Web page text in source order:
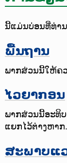
ນີ້ແມ່ນບ່ອນທີ່ທ່າ
ພື້ນຖານ
ພາກສ່ວນນີ້ໃຫ້ຄ
ໄວຍາກອນ
ພາກສ່ວນນີ້ອະທິ
ແຍກໄວ້ຕ່າງຫາກ.
ສະພາບແ